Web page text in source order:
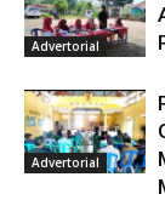
Advertorial
Advertorial